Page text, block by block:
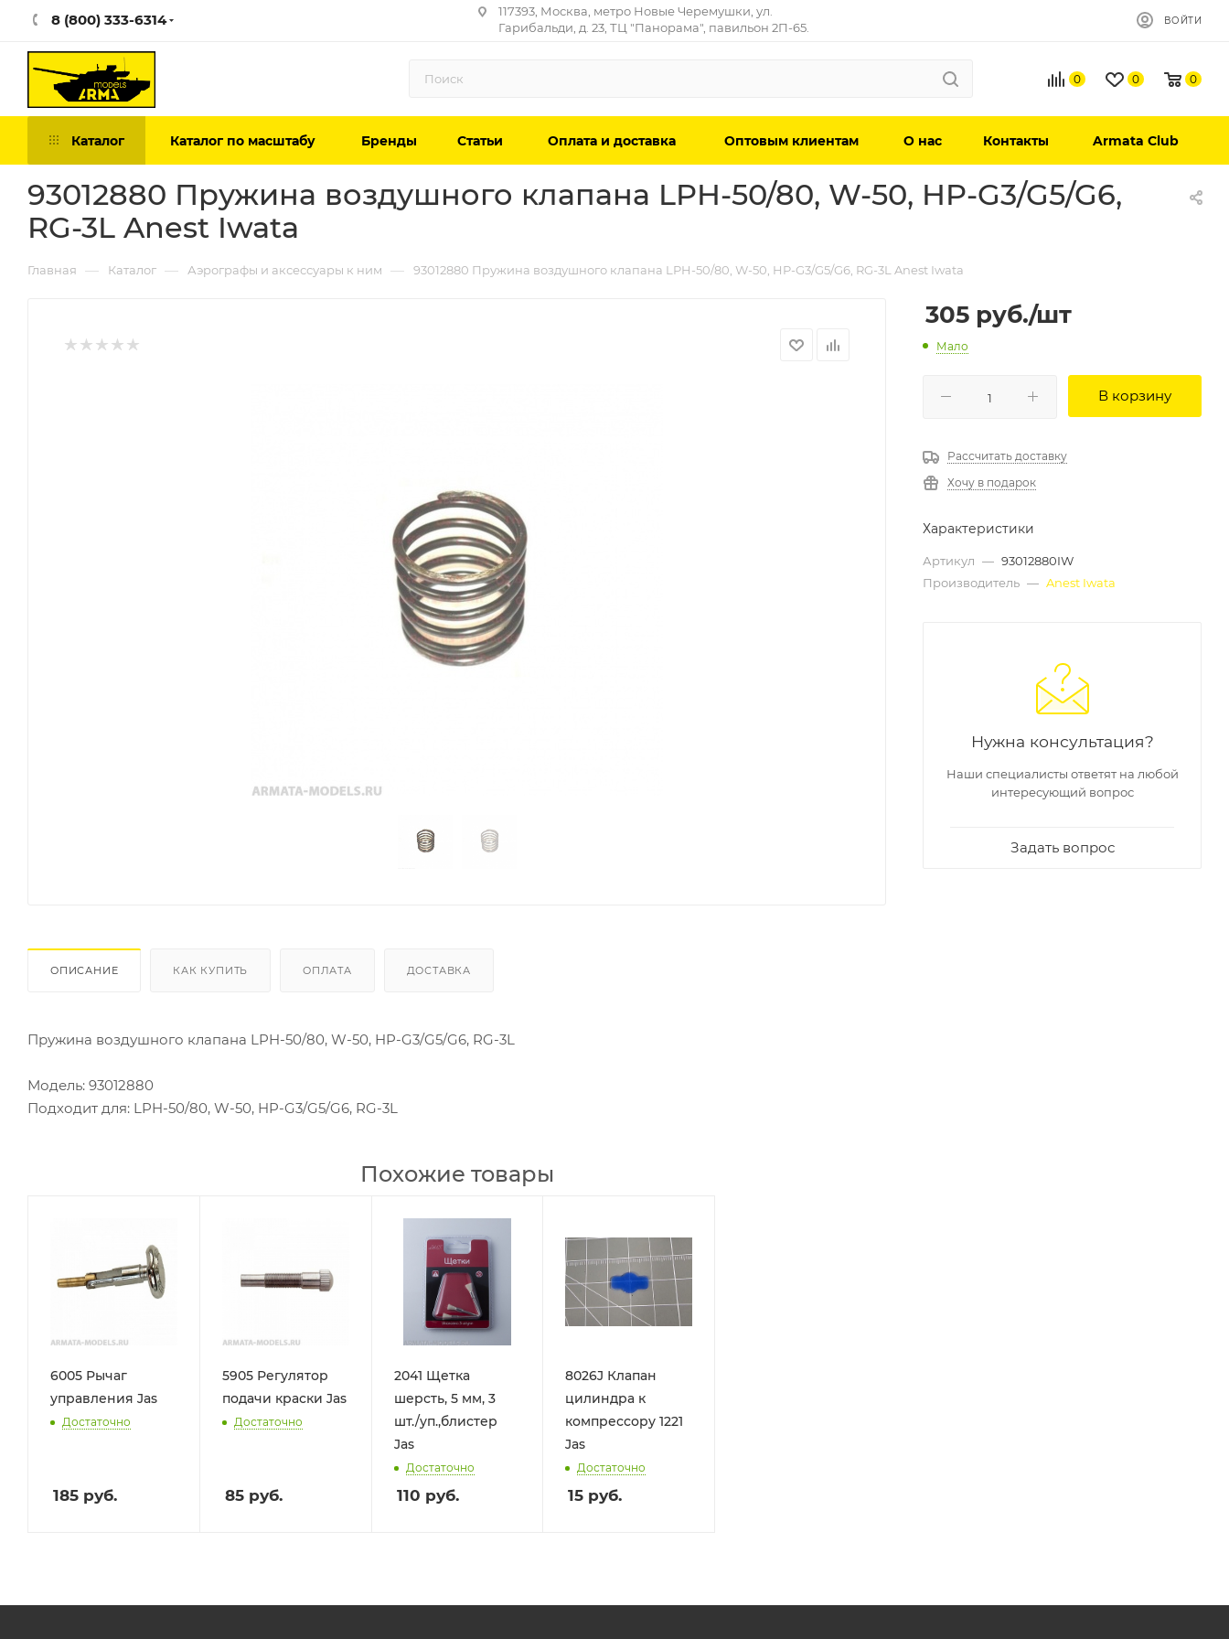
8 (800) 333-6314
117393, Москва, метро Новые Черемушки, ул.
Гарибальди, д. 23, ТЦ "Панорама", павильон 2П-65.
ВОЙТИ
0 0 0
Каталог Каталог по масштабу Бренды Статьи Оплата и доставка Оптовым клиентам О нас Контакты Armata Club
93012880 Пружина воздушного клапана LPH-50/80, W-50, HP-G3/G5/G6,
RG-3L Anest Iwata
Главная — Каталог — Аэрографы и аксессуары к ним — 93012880 Пружина воздушного клапана LPH-50/80, W-50, HP-G3/G5/G6, RG-3L Anest Iwata
ОПИСАНИЕ КАК КУПИТЬ ОПЛАТА ДОСТАВКА
Пружина воздушного клапана LPH-50/80, W-50, HP-G3/G5/G6, RG-3L
Модель: 93012880
Подходит для: LPH-50/80, W-50, HP-G3/G5/G6, RG-3L
Похожие товары
6005 Рычаг
управления Jas
Достаточно
185 руб.
5905 Регулятор
подачи краски Jas
Достаточно
85руб.
2041 Щетка
шерсть, 5 мм, 3
шт./уп.,блистер
Jas
Достаточно
110 руб.
8026J Клапан
цилиндра к
компрессору 1221
Jas
Достаточно
15 руб.
305 руб./шт
Мало
В корзину
Рассчитать доставку
Хочу в подарок
Характеристики
Артикул — 93012880IW
Производитель — Anest Iwata
Нужна консультация?
Наши специалисты ответят на любой
интересующий вопрос
Задать вопрос